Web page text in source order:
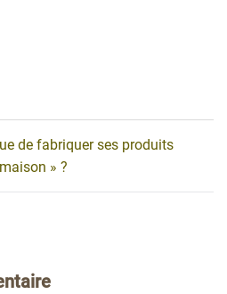
de fabriquer ses produits
» ?